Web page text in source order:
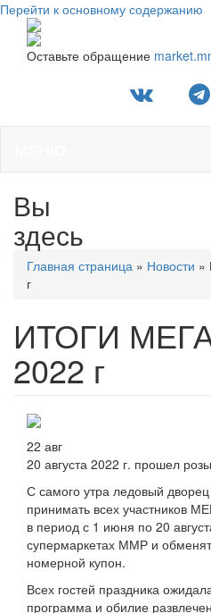
Перейти к основному содержанию
Оставьте обращение
Вы
здесь
Главная страница » Новости »
г
ИТОГИ
2022 г
22 авг
20 августа 2022 г. прошел
С самого утра ледовый
принимать всех участников
в период с 1 июня по 20
супермаркетах ММР и
номерной купон.
Всех гостей праздника
программа и обилие